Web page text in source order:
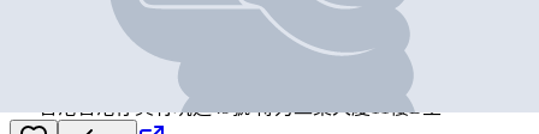
Black Kite Brewery Limited
香港香港仔黃竹坑道49號 得力工業大廈11樓B室